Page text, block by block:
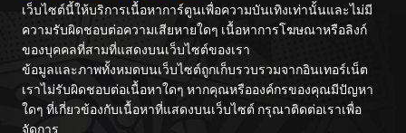
เว็บไซต์นี้ให้บริการเนื้อหาการ์ตูนเพื่อความบันเทิงเท่านั้นและไม่มี
ความรับผิดชอบต่อความเสียหายใดๆ เนื้อหาการโฆษณาหรือลิงก์
ของบุคคลที่สามที่แสดงบนเว็บไซต์ของเรา
ข้อมูลและภาพทั้งหมดบนเว็บไซต์ถูกเก็บรวบรวมจากอินเทอร์เน็ต
เราไม่รับผิดชอบต่อเนื้อหาใดๆ หากคุณหรือองค์กรของคุณมีปัญหา
ใดๆ ที่เกี่ยวข้องกับเนื้อหาที่แสดงบนเว็บไซต์ กรุณาติดต่อเราเพื่อ